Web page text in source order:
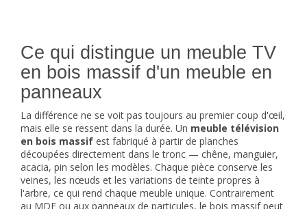
Ce qui distingue un meuble TV
en bois massif d'un meuble en
panneaux
La différence ne se voit pas toujours au premier coup d'œil,
mais elle se ressent dans la durée. Un meuble télévision
en bois massif est fabriqué à partir de planches
découpées directement dans le tronc — chêne, manguier,
acacia, pin selon les modèles. Chaque pièce conserve les
veines, les nœuds et les variations de teinte propres à
l'arbre, ce qui rend chaque meuble unique. Contrairement
au MDF ou aux panneaux de particules, le bois massif peut